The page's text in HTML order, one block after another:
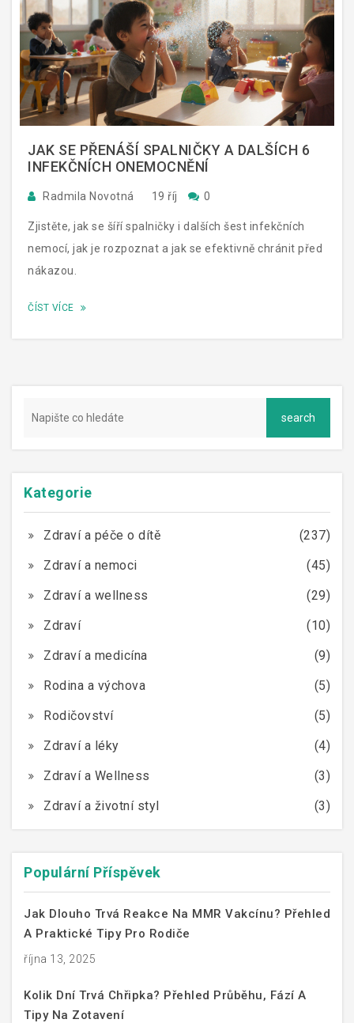
JAK SE PŘENÁŠÍ SPALNIČKY A DALŠÍCH 6
INFEKČNÍCH ONEMOCNĚNÍ
Radmila Novotná 19 říj 0
Zjistěte, jak se šíří spalničky i dalších šest infekčních
nemocí, jak je rozpoznat a jak se efektivně chránit před
nákazou.
ČÍST VÍCE
Kategorie
Zdraví a péče o dítě
(237)
Zdraví a nemoci
(45)
Zdraví a wellness
(29)
Zdraví
(10)
Zdraví a medicína
(9)
Rodina a výchova
(5)
Rodičovství
(5)
Zdraví a léky
(4)
Zdraví a Wellness
(3)
Zdraví a životní styl
(3)
Populární Příspěvek
Jak Dlouho Trvá Reakce Na MMR Vakcínu? Přehled
A Praktické Tipy Pro Rodiče
října 13, 2025
Kolik Dní Trvá Chřipka? Přehled Průběhu, Fází A
Tipy Na Zotavení